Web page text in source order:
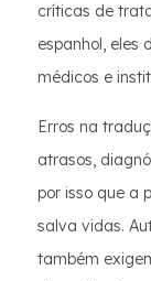
críticas de
espanhol, eles
médicos e
Erros na
atrasos,
por isso que a
salva vidas.
também